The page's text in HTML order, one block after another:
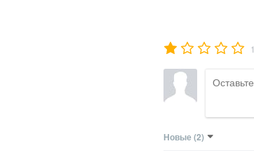
1
Новые (2)